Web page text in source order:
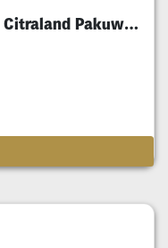
Ruko Loop Graha Famili Dkt Citraland Pakuwon